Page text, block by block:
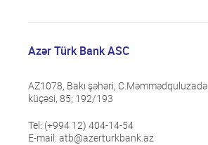
Azər Türk Bank ASC
AZ1078, Bakı şəhəri, C.Məmmədquluzadə
küçəsi, 85; 192/193
Tel: (+994 12) 404-14-54
E-mail: atb@azerturkbank.az